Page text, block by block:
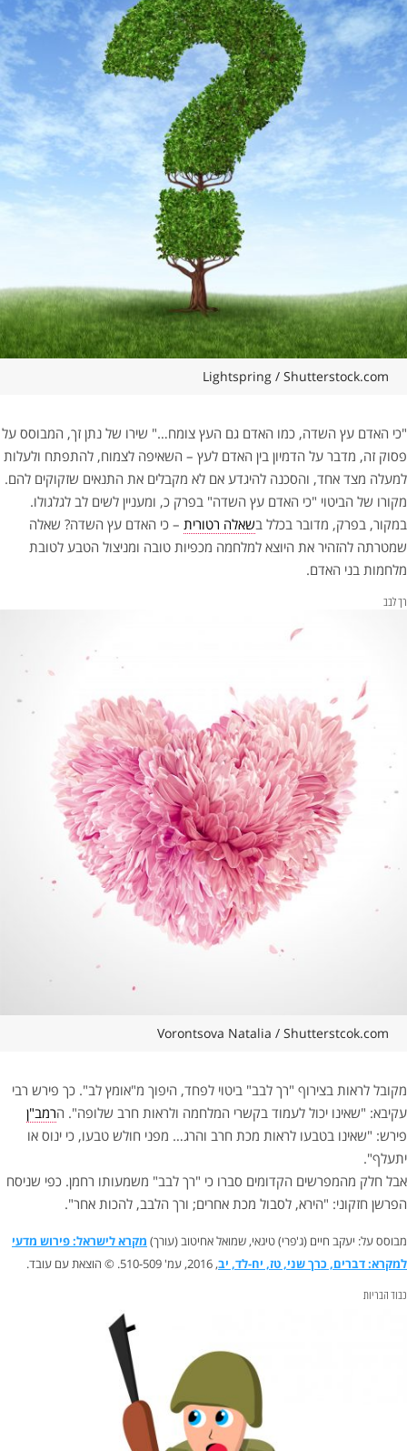
Lightspring / Shutterstock.com
"כי האדם עץ השדה, כמו האדם גם העץ צומח…" שירו של נתן זך, המבוסס על
פסוק זה, מדבר על הדמיון בין האדם לעץ – השאיפה לצמוח, להתפתח ולעלות
למעלה מצד אחד, והסכנה להיגדע אם לא מקבלים את התנאים שזקוקים להם.
מקורו של הביטוי "כי האדם עץ השדה" בפרק כ, ומעניין לשים לב לגלגולו.
במקור, בפרק, מדובר בכלל בשאלה רטורית – כי האדם עץ השדה? שאלה
שמטרתה להזהיר את היוצא למלחמה מכפיות טובה ומניצול הטבע לטובת
מלחמות בני האדם.
רך לבב
Vorontsova Natalia / Shutterstcok.com
מקובל לראות בצירוף "רך לבב" ביטוי לפחד, היפוך מ"אומץ לב". כך פירש רבי
עקיבא: "שאינו יכול לעמוד בקשרי המלחמה ולראות חרב שלופה". הרמב"ן
פירש: "שאינו בטבעו לראות מכת חרב והרג… מפני חולש טבעו, כי ינוס או
יתעלף".
אבל חלק מהמפרשים הקדומים סברו כי "רך לבב" משמעותו רחמן. כפי שניסח
הפרשן חזקוני: "הירא, לסבול מכת אחרים; ורך הלבב, להכות אחר".
מבוסס על: יעקב חיים (ג'פרי) טיגאי, שמואל אחיטוב (עורך) מקרא לישראל: פירוש מדעי
למקרא: דברים, כרך שני, טז, יח-לד, יב, 2016, עמ' 510-509. © הוצאת עם עובד.
כבוד הבריות